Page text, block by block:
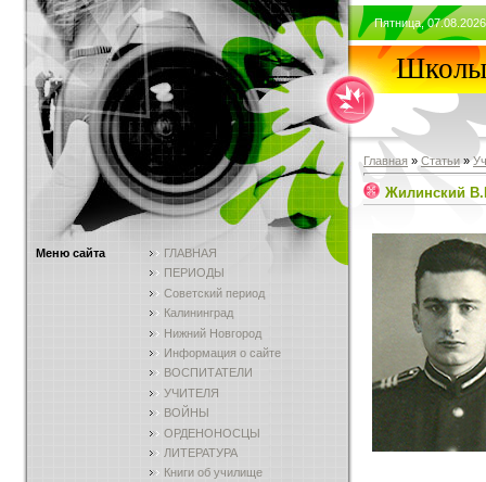
Меню сайта
ГЛАВНАЯ
ПЕРИОДЫ
Советский период
Калининград
Нижний Новгород
Информация о сайте
ВОСПИТАТЕЛИ
УЧИТЕЛЯ
ВОЙНЫ
ОРДЕНОНОСЦЫ
ЛИТЕРАТУРА
Книги об училище
Пятница,
Школы
Главная » Статьи »
Жилинский